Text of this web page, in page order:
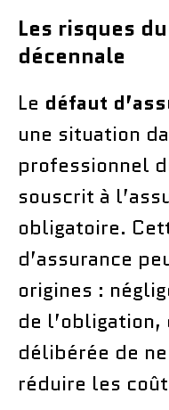
Les risques
décennale
Le défaut
une situation
professionnel
souscrit à
obligatoire.
d’assurance
origines :
de
délibérée de
réduire les